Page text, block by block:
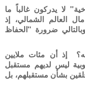
لا يدركون غالباً ما
العالم الشمالي، إذ
ضرورة "الحفاظ
إذ أن مئات ملايين
ليس لديهم مستقبل
بشأن مستقبلهم، بل